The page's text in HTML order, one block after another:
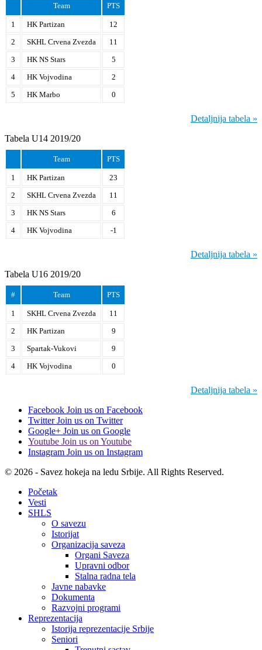
Team PTS
1 HK Partizan
12
2
SKHL Crvena Zvezda
11
3
HK NS Stars
5
4
HK Vojvodina
2
5
HK Marbo 0
Detaljnija tabela »
Tabela U14 2019/20
Team PTS
1 HK Partizan
23
2
SKHL Crvena Zvezda
11
3
HK NS Stars
6
4
HK Vojvodina -1
Detaljnija tabela »
Tabela U16 2019/20
# Team PTS
1 SKHL Crvena Zvezda
11
2
HK Partizan
9
3
Spartak-Vukovi
9
4
HK Vojvodina 0
Detaljnija tabela »
Facebook Join us on Facebook
Twitter Join us on Twitter
Google+ Join us on Google
Youtube Join us on Youtube
Instagram Join us on Instagram
© 2026 - Savez hokeja na ledu Srbije. All Rights Reserved.
Početak
Vesti
SHLS
O savezu
Istorijat
Organizacija saveza
Organi Saveza
Upravni odbor
Stalna radna tela
Javne nabavke
Dokumenta
Razvojni programi
Reprezentacija
Istorija reprezentacije Srbije
Seniori